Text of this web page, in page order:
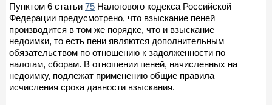
Пунктом 6 статьи 75 Налогового кодекса Российской
Федерации предусмотрено, что взыскание пеней
производится в том же порядке, что и взыскание
недоимки, то есть пени являются дополнительным
обязательством по отношению к задолженности по
налогам, сборам. В отношении пеней, начисленных на
недоимку, подлежат применению общие правила
исчисления срока давности взыскания.